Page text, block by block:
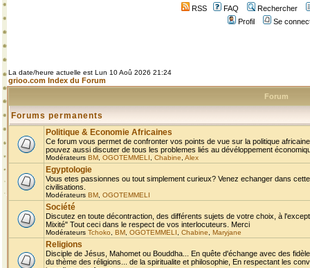
RSS FAQ
Rechercher
Profil
Se
La date/heure actuelle est Lun 10 Aoû 2026 21:24
grioo.com Index du Forum
Forum
Forums permanents
Politique & Economie Africaines
Ce forum vous permet de confronter vos points de vue sur la politique
pouvez aussi discuter de tous les problemes liés au dévéloppement
Modérateurs BM OGOTEMMELI Chabine Alex
Egyptologie
Vous etes passionnes ou tout simplement curieux? Venez echanger dans
civilisations.
Modérateurs BM OGOTEMMELI
Société
Discutez en toute décontraction, des différents sujets de votre choix, à
Mixité" Tout ceci dans le respect de vos interlocuteurs. Merci
Modérateurs Tchoko BM OGOTEMMELI Chabine Maryjane
Religions
Disciple de Jésus, Mahomet ou Bouddha... En quête d'échange avec des
du thème des réligions... de la spiritualite et philosophie, En respectant les